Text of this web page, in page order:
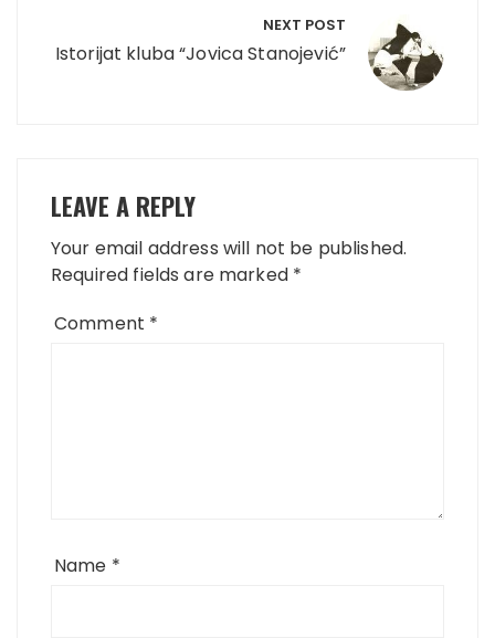
NEXT POST
Istorijat kluba “Jovica Stanojević”
LEAVE A REPLY
Your email address will not be published.
Required fields are marked *
Comment *
Name *